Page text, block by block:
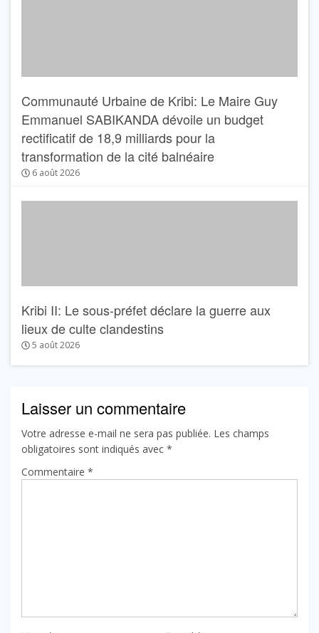
Communauté Urbaine de Kribi: Le Maire Guy
Emmanuel SABIKANDA dévoile un budget
rectificatif de 18,9 milliards pour la
transformation de la cité balnéaire
6 août 2026
Kribi II: Le sous-préfet déclare la guerre aux
lieux de culte clandestins
5 août 2026
Laisser un commentaire
Votre adresse e-mail ne sera pas publiée. Les champs
obligatoires sont indiqués avec *
Commentaire *